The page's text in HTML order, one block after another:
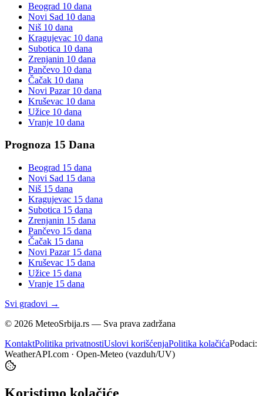
Beograd 10 dana
Novi Sad 10 dana
Niš 10 dana
Kragujevac 10 dana
Subotica 10 dana
Zrenjanin 10 dana
Pančevo 10 dana
Čačak 10 dana
Novi Pazar10 dana
Kruševac 10 dana
Užice 10 dana
Vranje 10 dana
Prognoza 15 Dana
Beograd 15 dana
Novi Sad 15 dana
Niš 15 dana
Kragujevac 15 dana
Subotica 15 dana
Zrenjanin 15 dana
Pančevo 15 dana
Čačak 15 dana
Novi Pazar15 dana
Kruševac 15 dana
Užice 15 dana
Vranje 15 dana
Svi gradovi →
© 2026 MeteoSrbija.rs — Sva prava zadržana
KontaktPolitika privatnostiUslovi korišćenjaPolitika kolačićaPodaci:
WeatherAPI.com · Open-Meteo (vazduh/UV)